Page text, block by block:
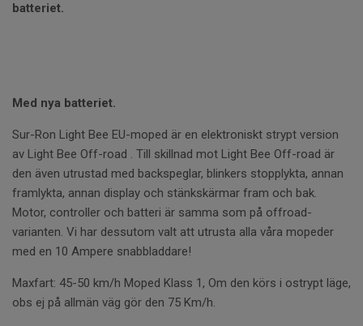
batteriet.
Med nya batteriet.
Sur-Ron Light Bee EU-moped är en elektroniskt strypt version
av Light Bee Off-road . Till skillnad mot Light Bee Off-road är
den även utrustad med backspeglar, blinkers stopplykta, annan
framlykta, annan display och stänkskärmar fram och bak.
Motor, controller och batteri är samma som på offroad-
varianten. Vi har dessutom valt att utrusta alla våra mopeder
med en 10 Ampere snabbladdare!
Maxfart: 45-50 km/h Moped Klass 1, Om den körs i ostrypt läge,
obs ej på allmän väg gör den 75 Km/h.